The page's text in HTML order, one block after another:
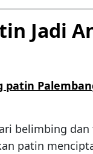
Jadi
patin
belimbing
patin